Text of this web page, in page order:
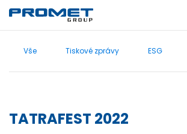
Vše Tiskové zprávy ESG
TATRAFEST 2022